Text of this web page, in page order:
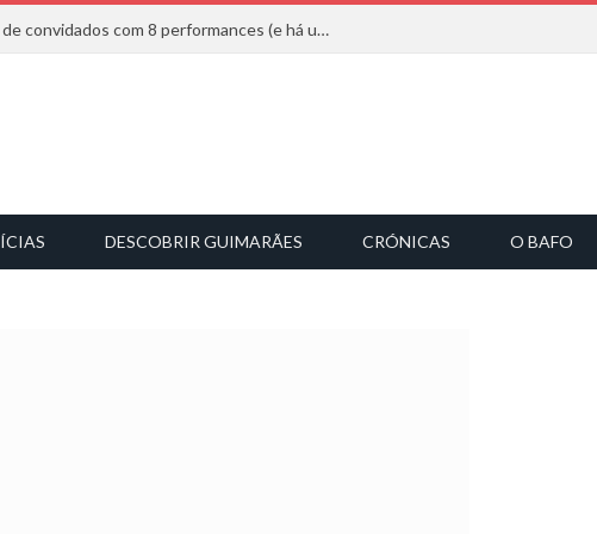
Mucho Flow alarga leque de convidados com 8 performances (e há uma saída)
DESCOBRIR GUIMARÃES CRÓNICAS O BAFO